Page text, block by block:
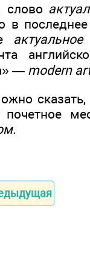
слово
в
— modern
сказать,
почетное